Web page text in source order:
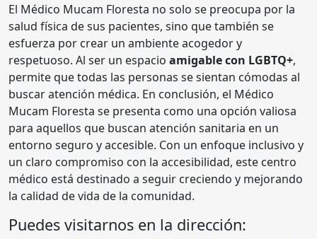
El Médico Mucam Floresta no solo se preocupa por la
salud física de sus pacientes, sino que también se
esfuerza por crear un ambiente acogedor y
respetuoso. Al ser un espacio amigable con LGBTQ+,
permite que todas las personas se sientan cómodas al
buscar atención médica. En conclusión, el Médico
Mucam Floresta se presenta como una opción valiosa
para aquellos que buscan atención sanitaria en un
entorno seguro y accesible. Con un enfoque inclusivo y
un claro compromiso con la accesibilidad, este centro
médico está destinado a seguir creciendo y mejorando
la calidad de vida de la comunidad.
Puedes visitarnos en la dirección: